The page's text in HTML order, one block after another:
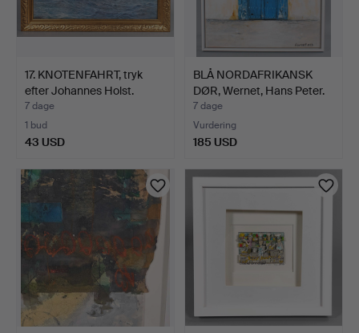
17. KNOTENFAHRT, tryk
efter Johannes Holst.
7 dage
1 bud
43 USD
BLÅ NORDAFRIKANSK
DØR, Wernet, Hans Peter.
7 dage
Vurdering
185 USD